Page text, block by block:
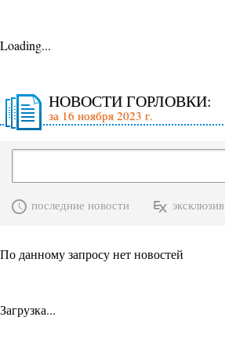
Loading...
НОВОСТИ ГОРЛОВКИ:
за 16 ноября 2023 г.
последние новости эксклюзив
По данному запросу нет новостей
Загрузка...